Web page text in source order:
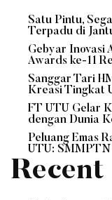
Satu Pintu,
Terpadu di
Gebyar Inovasi
Awards ke-11
Sanggar Tari
Kreasi Tingkat
FT UTU Gelar
dengan Dunia
Peluang Emas
UTU: SMMPTN
Recent